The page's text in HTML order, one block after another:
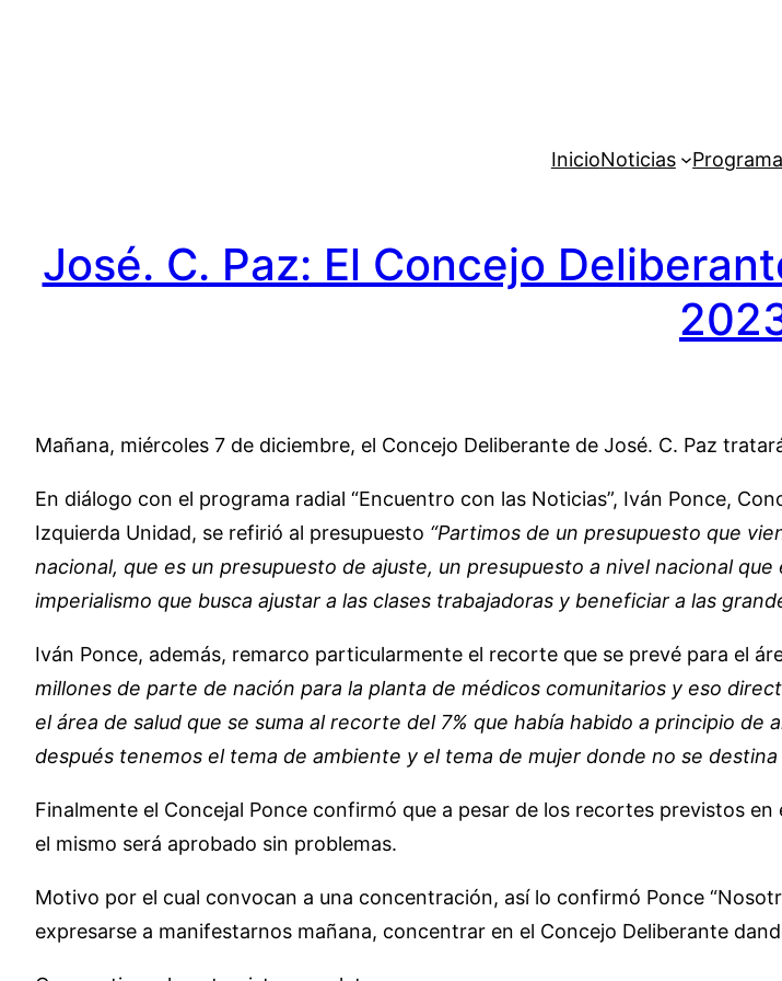
InicioNoticias
José. C. Paz: El Concejo
Mañana, miércoles 7 de diciembre, el Concejo Deliberante de José. C. Paz
En diálogo con el programa radial “Encuentro con las Noticias”, Iván Ponce,
Izquierda Unidad, se refirió al presupuesto “Partimos de un presupuesto que
nacional, que es un presupuesto de ajuste, un presupuesto a nivel nacional
imperialismo que busca ajustar a las clases trabajadoras y beneficiar a las
Iván Ponce, además, remarco particularmente el recorte que se prevé para el
millones de parte de nación para la planta de médicos comunitarios y eso
el área de salud que se suma al recorte del 7% que había habido a principio de
después tenemos el tema de ambiente y el tema de mujer donde no se
Finalmente el Concejal Ponce confirmó que a pesar de los recortes previstos
el mismo será aprobado sin problemas.
Motivo por el cual convocan a una concentración, así lo confirmó Ponce
expresarse a manifestarnos mañana, concentrar en el Concejo Deliberante